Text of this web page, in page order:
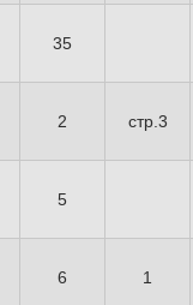
35
2 стр.3
5
6 1